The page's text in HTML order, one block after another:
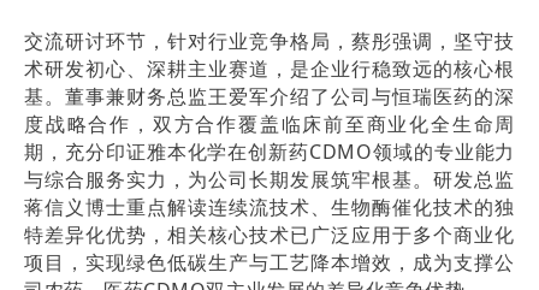
交流研讨环节，针对行业竞争格局，蔡彤强调，坚守技
术研发初心、深耕主业赛道，是企业行稳致远的核心根
基。董事兼财务总监王爱军介绍了公司与恒瑞医药的深
度战略合作，双方合作覆盖临床前至商业化全生命周
期，充分印证雅本化学在创新药CDMO领域的专业能力
与综合服务实力，为公司长期发展筑牢根基。研发总监
蒋信义博士重点解读连续流技术、生物酶催化技术的独
特差异化优势，相关核心技术已广泛应用于多个商业化
项目，实现绿色低碳生产与工艺降本增效，成为支撑公